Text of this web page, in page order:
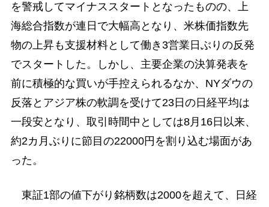
を警戒してマイナススタートとなったものの、上
海総合指数が連日で大幅高となり、米株価指数先
物の上昇も支援材料として働き3営業日ぶりの反発
でスタートした。しかし、主要企業の決算発表を
前に積極的な買いが手控えられるなか、NYダウの
反落とアジア株の軟調を受けて23日の日経平均は
一段安となり、取引時間中としては8月16日以来、
約2カ月ぶりに節目の22000円を割り込む場面があ
った。
東証1部の値下がり銘柄数は2000を超えて、日経